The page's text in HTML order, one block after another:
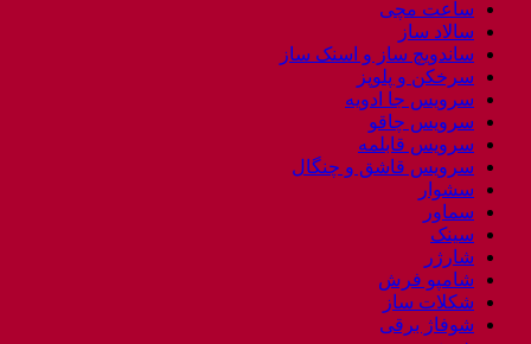
ساعت مچی
سالاد ساز
ساندویچ ساز و اسنک ساز
سرخکن و پلوپز
سرویس جا ادویه
سرویس چاقو
سرویس قابلمه
سرویس قاشق و چنگال
سشوار
سماور
سینک
شارژر
شامپو فرش
شکلات ساز
شوفاژ برقی